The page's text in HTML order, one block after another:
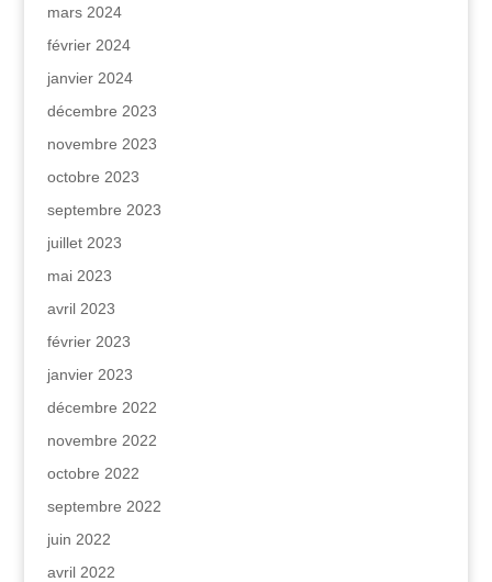
mars 2024
février 2024
janvier 2024
décembre 2023
novembre 2023
octobre 2023
septembre 2023
juillet 2023
mai 2023
avril 2023
février 2023
janvier 2023
décembre 2022
novembre 2022
octobre 2022
septembre 2022
juin 2022
avril 2022